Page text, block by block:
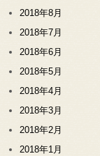
2018年8月
2018年7月
2018年6月
2018年5月
2018年4月
2018年3月
2018年2月
2018年1月